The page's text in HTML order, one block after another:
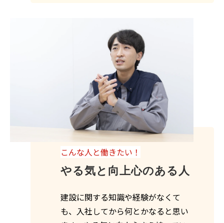
こんな人と働きたい！
やる気と向上心のある人
建設に関する知識や経験がなくて
も、入社してから何とかなると思い